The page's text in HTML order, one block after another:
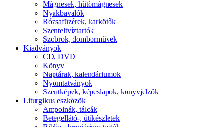
Mágnesek, hűtőmágnesek
Nyakbavalók
Rózsafüzérek, karkötők
Szenteltvíztartók
Szobrok, domborművek
Kiadványok
CD, DVD
Könyv
Naptárak, kalendáriumok
Nyomtatványok
Szentképek, képeslapok, könyvjelzők
Liturgikus eszközök
Ampolnák, tálcák
Betegellátó-, útikészletek